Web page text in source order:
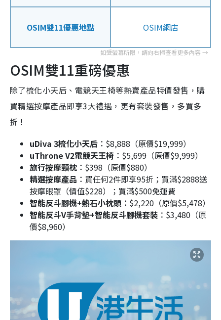
OSIM雙11優惠地點 OSIM網店
OSIM雙11重磅優惠
除了梳化小天后、電競天王椅等熱賣產品特價發售，購
買精選按摩產品即享3大禮遇，更有套裝發售，多買多
折！
uDiva 3梳化小天后︰ $8,888（原價$19,999）
uThrone V2電競天王椅︰ $5,699（原價$9,999）
旅行按摩頸枕︰ $398（原價$880）
精選按摩產品︰ 買任何2件即享95折；買滿$2888送
按摩眼罩（價值$228）；買滿$500免運費
智能反斗腳機+熱石小枕頭︰ $2,220（原價$5,478）
智能反斗V手背墊+智能反斗腳機套裝︰ $3,480（原
價$8,960）